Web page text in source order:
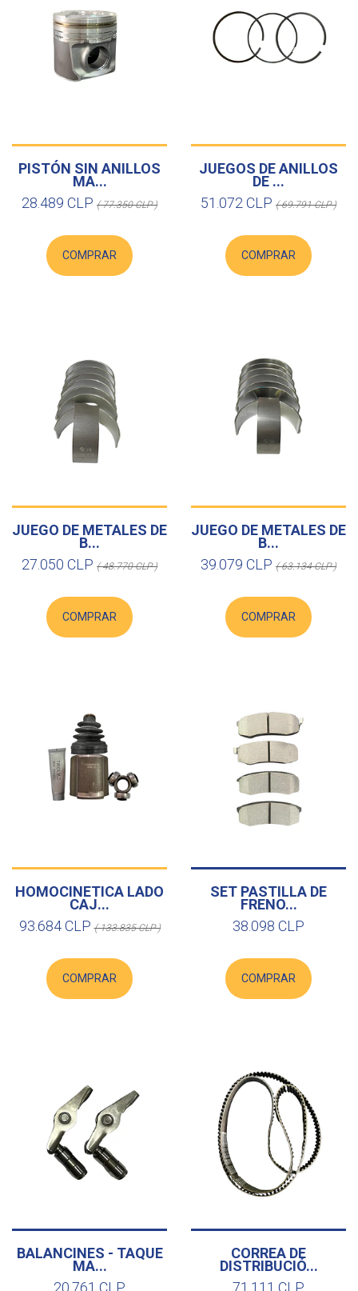
PISTÓN SIN ANILLOS
MA...
28.489 CLP ( 77.350 CLP )
COMPRAR
JUEGOS DE ANILLOS
DE ...
51.072 CLP ( 69.791 CLP )
COMPRAR
JUEGO DE METALES DE
B...
27.050 CLP ( 48.770 CLP )
COMPRAR
JUEGO DE METALES DE
B...
39.079 CLP ( 63.134 CLP )
COMPRAR
HOMOCINETICA LADO
CAJ...
93.684 CLP( 133.835 CLP )
COMPRAR
SET PASTILLA DE
FRENO...
38.098 CLP
COMPRAR
BALANCINES - TAQUE
MA...
20.761 CLP
CORREA DE
DISTRIBUCIÓ...
71.111 CLP